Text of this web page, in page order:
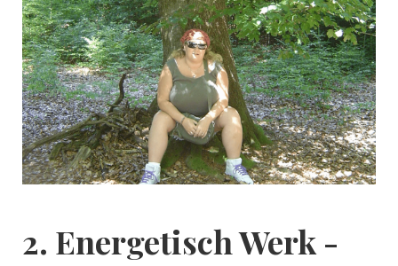
2. Energetisch Werk -